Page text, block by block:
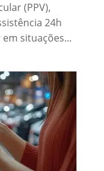
(PPV),
24h
situações...